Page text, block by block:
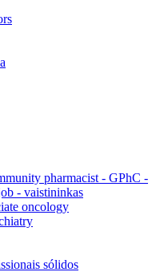
pharmacist - GPhC -
- vaistininkas
oncology
sólidos